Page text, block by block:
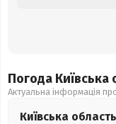
Погода Київська
Актуальна інформація
Київська область